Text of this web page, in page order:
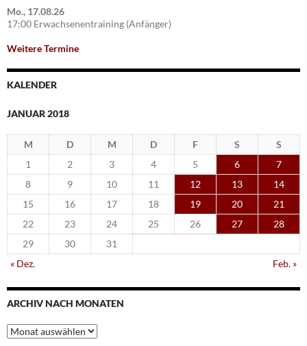
Mo., 17.08.26
17:00 Erwachsenentraining (Anfänger)
Weitere Termine
KALENDER
JANUAR 2018
M D M D F S
S
1
2 3 4 5 6
7
8
9 10 11 12 13
14
15
16 17 18 19 20
21
22
23 24 25 26 27
28
29
30
31
« Dez.
Feb. »
ARCHIV NACH MONATEN
Archiv
nach